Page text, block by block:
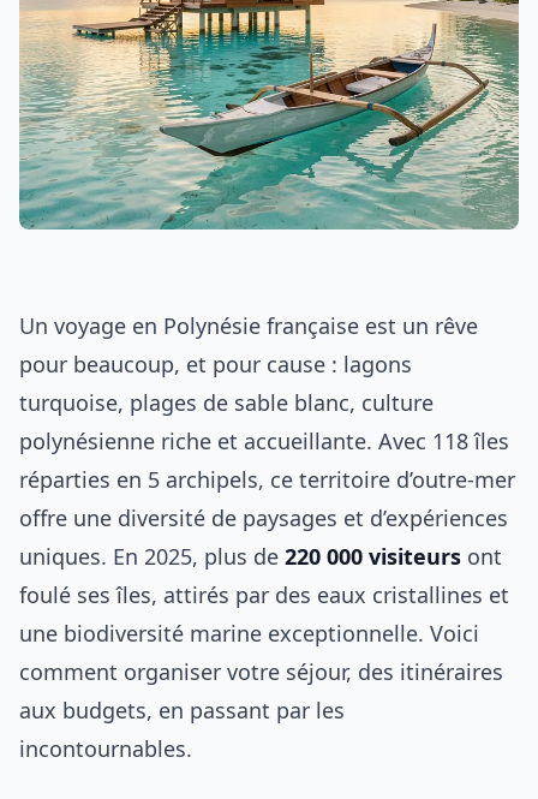
Un voyage en Polynésie française est un rêve
pour beaucoup, et pour cause : lagons
turquoise, plages de sable blanc, culture
polynésienne riche et accueillante. Avec 118 îles
réparties en 5 archipels, ce territoire d’outre-mer
offre une diversité de paysages et d’expériences
uniques. En 2025, plus de 220 000 visiteurs ont
foulé ses îles, attirés par des eaux cristallines et
une biodiversité marine exceptionnelle. Voici
comment organiser votre séjour, des itinéraires
aux budgets, en passant par les
incontournables.